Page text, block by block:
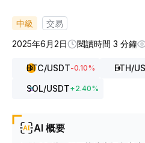
中級
交易
2025年6月2日
閱讀時間 3 分鐘
BTC/USDT-0.10% ETH/
SOL/USDT+2.40%
AI 概要